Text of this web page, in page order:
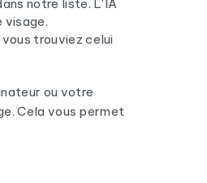
notre liste. L'IA
visage.
trouviez celui
ou votre
Cela vous permet